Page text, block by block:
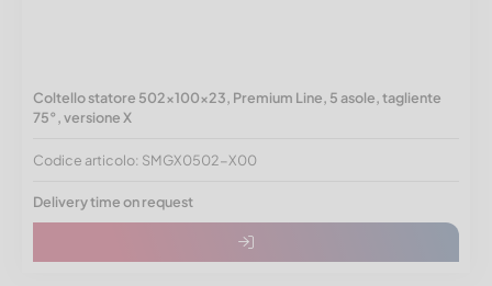
Coltello statore 502x100x23, Premium Line, 5 asole, tagliente
75°, versione X
Codice articolo: SMGX0502-X00
Delivery time on request